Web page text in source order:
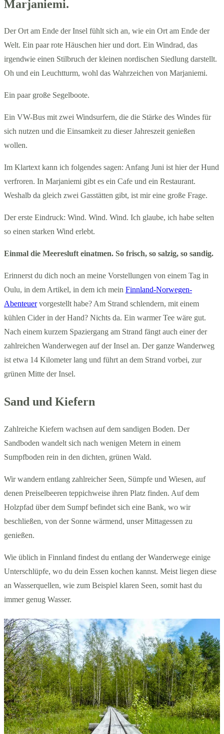
Marjaniemi.
Der Ort am Ende der Insel fühlt sich an, wie ein Ort am Ende der
Welt. Ein paar rote Häuschen hier und dort. Ein Windrad, das
irgendwie einen Stilbruch der kleinen nordischen Siedlung darstellt.
Oh und ein Leuchtturm, wohl das Wahrzeichen von Marjaniemi.
Ein paar große Segelboote.
Ein VW-Bus mit zwei Windsurfern, die die Stärke des Windes für
sich nutzen und die Einsamkeit zu dieser Jahreszeit genießen
wollen.
Im Klartext kann ich folgendes sagen: Anfang Juni ist hier der Hund
verfroren. In Marjaniemi gibt es ein Cafe und ein Restaurant.
Weshalb da gleich zwei Gasstätten gibt, ist mir eine große Frage.
Der erste Eindruck: Wind. Wind. Wind. Ich glaube, ich habe selten
so einen starken Wind erlebt.
Einmal die Meeresluft einatmen. So frisch, so salzig, so sandig.
Erinnerst du dich noch an meine Vorstellungen von einem Tag in
Oulu, in dem Artikel, in dem ich mein Finnland-Norwegen-
Abenteuervorgestellt habe? Am Strand schlendern, mit einem
kühlen Cider in der Hand? Nichts da. Ein warmer Tee wäre gut.
Nach einem kurzem Spaziergang am Strand fängt auch einer der
zahlreichen Wanderwegen auf der Insel an. Der ganze Wanderweg
ist etwa 14 Kilometer lang und führt an dem Strand vorbei, zur
grünen Mitte der Insel.
Sand und Kiefern
Zahlreiche Kiefern wachsen auf dem sandigen Boden. Der
Sandboden wandelt sich nach wenigen Metern in einem
Sumpfboden rein in den dichten, grünen Wald.
Wir wandern entlang zahlreicher Seen, Sümpfe und Wiesen, auf
denen Preiselbeeren teppichweise ihren Platz finden. Auf dem
Holzpfad über dem Sumpf befindet sich eine Bank, wo wir
beschließen, von der Sonne wärmend, unser Mittagessen zu
genießen.
Wie üblich in Finnland findest du entlang der Wanderwege einige
Unterschlüpfe, wo du dein Essen kochen kannst. Meist liegen diese
an Wasserquellen, wie zum Beispiel klaren Seen, somit hast du
immer genug Wasser.